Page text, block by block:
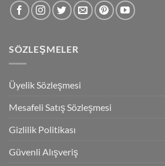
SÖZLEŞMELER
Üyelik Sözleşmesi
Mesafeli Satış Sözleşmesi
Gizlilik Politikası
Güvenli Alışveriş